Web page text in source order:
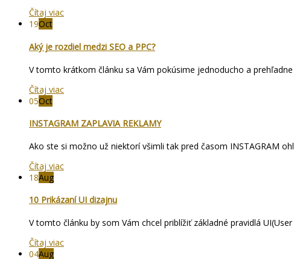
Čítaj viac
19Oct
Aký je rozdiel medzi SEO a PPC?
V tomto krátkom článku sa Vám pokúsime jednoducho a
Čítaj viac
05Oct
INSTAGRAM ZAPLAVIA REKLAMY
Ako ste si možno už niektorí všimli tak pred časom INSTAGRAM
Čítaj viac
18Aug
10 Prikázaní UI dizajnu
V tomto článku by som Vám chcel priblížiť základné pravidlá
Čítaj viac
04Aug